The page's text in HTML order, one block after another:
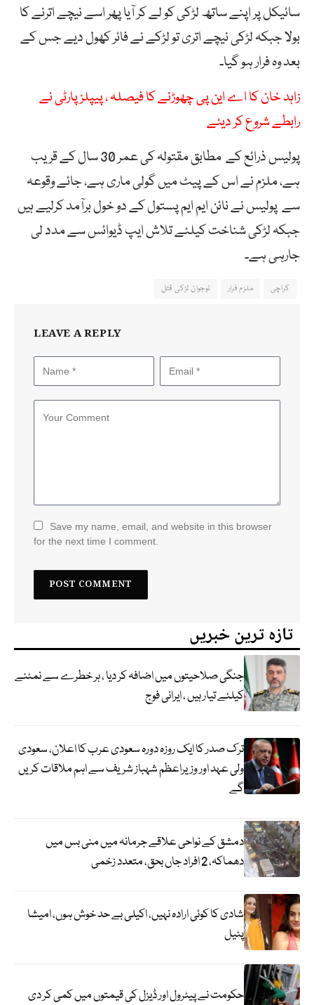
سائیکل پر اپنے ساتھ لڑکی کو لے کر آیا پھر اسے نیچے اترنے کا
بولا جبکہ لڑکی نیچے اتری تو لڑکے نے فائر کھول دیے جس کے
بعد وہ فرار ہو گیا۔
زاہد خان کا اے این پی چھوڑنے کا فیصلہ ، پیپلز پارٹی نے
رابطے شروع کر دیئے
پولیس ذرائع کے مطابق مقتولہ کی عمر 30 سال کے قریب
ہے، ملزم نے اس کے پیٹ میں گولی ماری ہے، جائے وقوعہ
سے پولیس نے نائن ایم ایم پستول کے دو خول برآمد کرلیے ہیں
جبکہ لڑکی شناخت کیلئے تلاش ایپ ڈیوائس سے مدد لی
جارہی ہے۔
کراچی ملزم فرار نوجوان لڑکی قتل
LEAVE A REPLY
Save my name, email, and website in this browser
for the next time I comment.
تازہ ترین خبریں
جنگی صلاحیتوں میں اضافہ کر دیا ، ہر خطرے سے نمٹنے
کیلئے تیار ہیں ، ایرانی فوج
ترک صدر کا ایک روزہ دورہ سعودی عرب کا اعلان، سعودی
ولی عہد اور وزیراعظم شہباز شریف سے اہم ملاقات کریں
گے
دمشق کے نواحی علاقے جرمانہ میں منی بس میں
دھماکہ، 2 افراد جاں بحق، متعدد زخمی
شادی کا کوئی ارادہ نہیں، اکیلی بے حد خوش ہوں، امیشا
پٹیل
حکومت نے پیٹرول اور ڈیزل کی قیمتوں میں کمی کر دی